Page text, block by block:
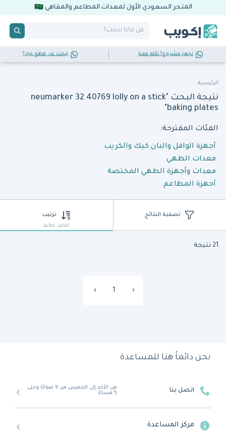
المتجر السعودي الأول لمعدات المطاعم والمقاهي
تجهز مشروع؟ تكلم معنا تبحث عن قطع غيار؟
الرئيسية
نتيجة البحث "neumarker 32 40769 lolly on a stick
baking plates"
الفئات المقترحة:
أجهزة الوافل والبان كيك والكريب
معدات الطهي
معدات وأجهزة الطهي المختصة
أجهزة المطاعم
تصفية النتائج ترتيب
أفضل تطابق
21 نتيجة
‹
1
›
نحن دائماً هنا للمساعدة
اتصل بنا
من الأحد إلى الخميس من 9 صباحًا وحتى
5 مساءً
مركز المساعدة